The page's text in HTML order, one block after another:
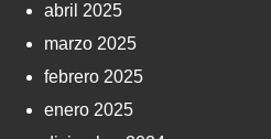
abril 2025
marzo 2025
febrero 2025
enero 2025